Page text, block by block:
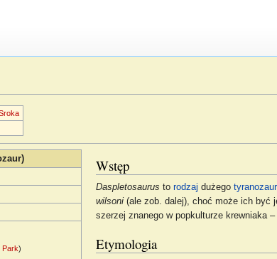
Park)
Wstęp
Daspletosaurus to rodzaj dużego
wilsoni(ale zob. dalej), choć może ich być
szerzej znanego w popkulturze krewniaka –
Etymologia